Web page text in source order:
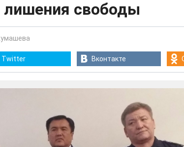
лишения свободы
Twitter Вконтакте